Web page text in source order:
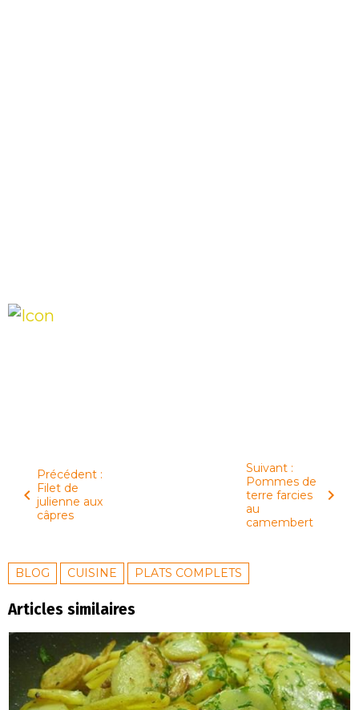
Précédent :
Filet de
julienne aux
câpres
Suivant :
Pommes de
terre farcies
au
camembert
BLOG CUISINE PLATS COMPLETS
Articles similaires